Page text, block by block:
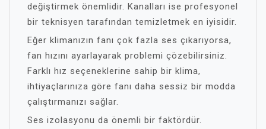
değiştirmek önemlidir. Kanalları ise profesyonel
bir teknisyen tarafından temizletmek en iyisidir.
Eğer klimanızın fanı çok fazla ses çıkarıyorsa,
fan hızını ayarlayarak problemi çözebilirsiniz.
Farklı hız seçeneklerine sahip bir klima,
ihtiyaçlarınıza göre fanı daha sessiz bir modda
çalıştırmanızı sağlar.
Ses izolasyonu da önemli bir faktördür.